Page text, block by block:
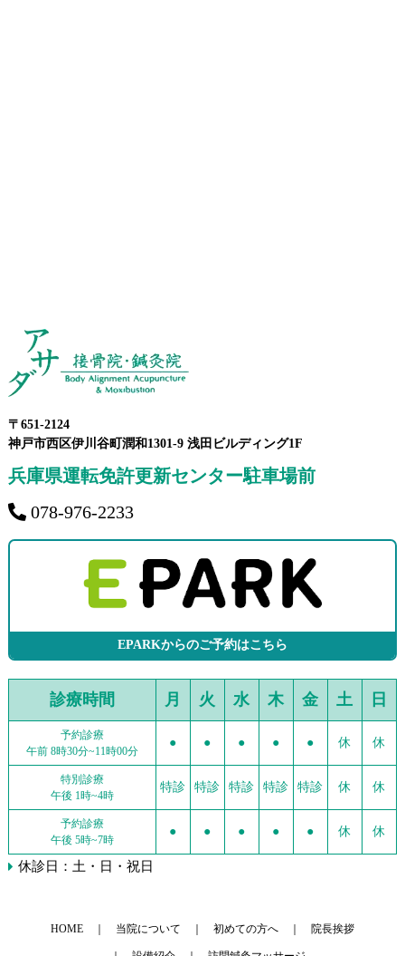
〒651-2124
神戸市西区伊川谷町潤和1301-9 浅田ビルディング1F
兵庫県運転免許更新センター駐車場前
078-976-2233
EPARKからのご予約はこちら
診療時間 月 火 水 木 金 土 日
予約診療
午前 8時30分~11時00分
● ● ● ● ● 休 休
特別診療
午後 1時~4時
特診 特診 特診 特診 特診 休 休
予約診療
午後 5時~7時
● ● ● ● ● 休 休
休診日：土・日・祝日
HOME 当院について 初めての方へ 院長挨拶